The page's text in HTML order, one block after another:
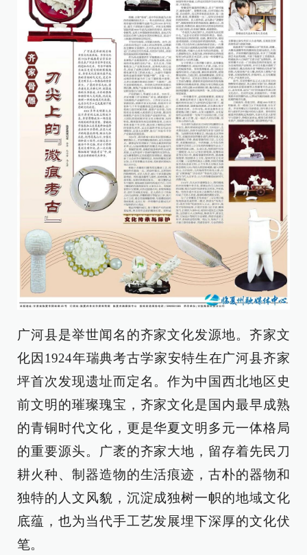
广河县是举世闻名的齐家文化发源地。齐家文
化因1924年瑞典考古学家安特生在广河县齐家
坪首次发现遗址而定名。作为中国西北地区史
前文明的璀璨瑰宝，齐家文化是国内最早成熟
的青铜时代文化，更是华夏文明多元一体格局
的重要源头。广袤的齐家大地，留存着先民刀
耕火种、制器造物的生活痕迹，古朴的器物和
独特的人文风貌，沉淀成独树一帜的地域文化
底蕴，也为当代手工艺发展埋下深厚的文化伏
笔。